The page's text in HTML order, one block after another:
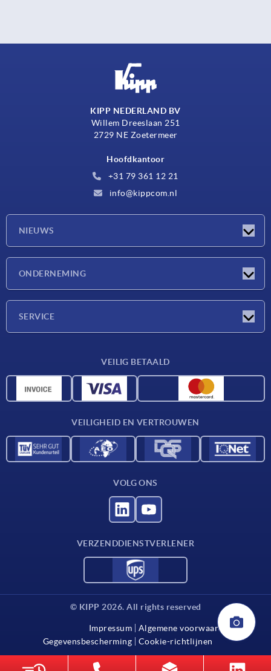
KIPP NEDERLAND BV
Willem Dreeslaan 251
2729 NE Zoetermeer
Hoofdkantoor
+31 79 361 12 21
info@kippcom.nl
NIEUWS
ONDERNEMING
SERVICE
CAD-gegevens
VEILIG BETAALD
VEILIGHEID EN VERTROUWEN
VOLG ONS
VERZENDDIENSTVERLENER
© KIPP 2026. All rights reserved
Impressum
Algemene voorwaarden
Gegevensbescherming
Cookie-richtlijnen